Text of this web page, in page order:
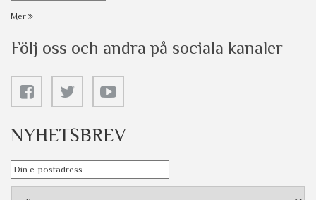
Mer
Följ oss och andra på sociala kanaler
NYHETSBREV